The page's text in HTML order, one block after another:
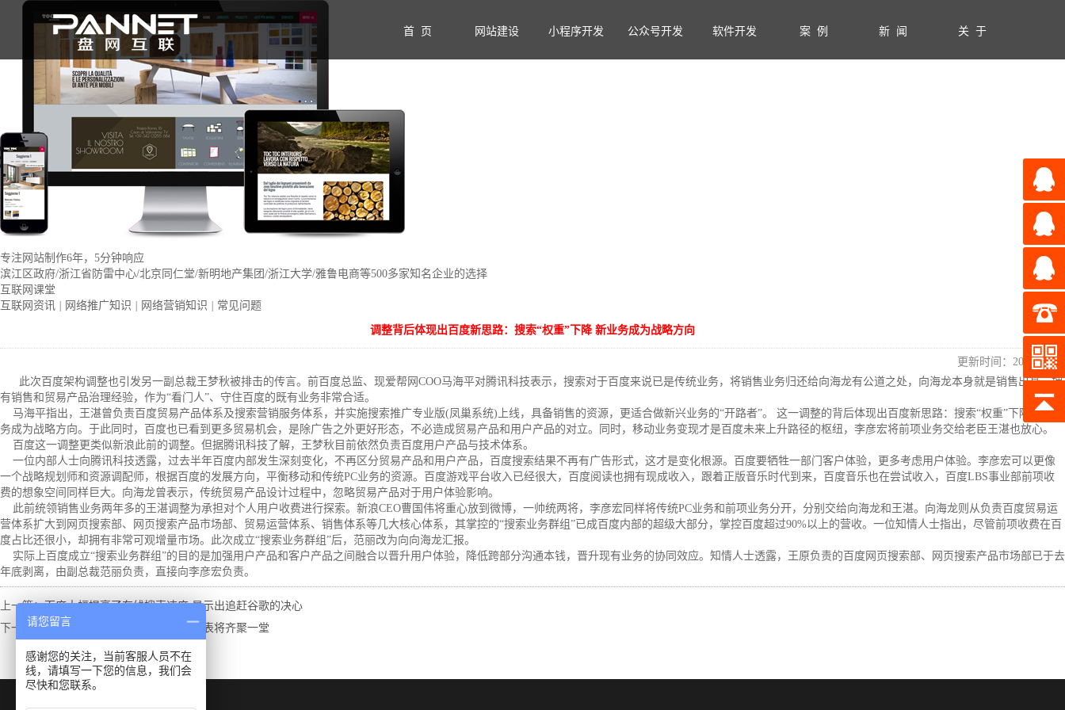
首 页 网站建设 小程序开发 公众号开发 软件开发 案 例 新 闻 关 于
专注网站制作6年，5分钟响应
滨江区政府/浙江省防雷中心/北京同仁堂/新明地产集团/浙江大学/雅鲁电商等500多家知名企业的选择
互联网课堂
互联网资讯
网络推广知识 网络营销知识 常见问题
调整背后体现出百度新思路：搜索“权重”下降 新业务成为战略方向
更新时间： 2013-06-23
此次百度架构调整也引发另一副总裁王梦秋被排击的传言。前百度总监、现爱帮网COO马海平对腾讯科技表示，搜索对于百度来说已是传统业务，将销售业务归还给向海龙有公道之处，向海龙本身就是销售出身，拥
有销售和贸易产品治理经验，作为“看门人”、守住百度的既有业务非常合适。
马海平指出，王湛曾负责百度贸易产品体系及搜索营销服务体系，并实施搜索推广专业版(凤巢系统)上线，具备销售的资源，更适合做新兴业务的“开路者”。 这一调整的背后体现出百度新思路：搜索“权重”下降，新业
务成为战略方向。于此同时，百度也已看到更多贸易机会，是除广告之外更好形态，不必造成贸易产品和用户产品的对立。同时，移动业务变现才是百度未来上升路径的枢纽，李彦宏将前项业务交给老臣王湛也放心。
百度这一调整更类似新浪此前的调整。但据腾讯科技了解，王梦秋目前依然负责百度用户产品与技术体系。
一位内部人士向腾讯科技透露，过去半年百度内部发生深刻变化，不再区分贸易产品和用户产品，百度搜索结果不再有广告形式，这才是变化根源。百度要牺牲一部门客户体验，更多考虑用户体验。李彦宏可以更像
一个战略规划师和资源调配师，根据百度的发展方向，平衡移动和传统PC业务的资源。百度游戏平台收入已经很大，百度阅读也拥有现成收入，跟着正版音乐时代到来，百度音乐也在尝试收入，百度LBS事业部前项收
费的想象空间同样巨大。向海龙曾表示，传统贸易产品设计过程中，忽略贸易产品对于用户体验影响。
此前统领销售业务两年多的王湛调整为承担对个人用户收费进行探索。新浪CEO曹国伟将重心放到微博，一帅统两将，李彦宏同样将传统PC业务和前项业务分开，分别交给向海龙和王湛。向海龙则从负责百度贸易运
营体系扩大到网页搜索部、网页搜索产品市场部、贸易运营体系、销售体系等几大核心体系，其掌控的“搜索业务群组”已成百度内部的超级大部分，掌控百度超过90%以上的营收。一位知情人士指出，尽管前项收费在百
度占比还很小，却拥有非常可观增量市场。此次成立“搜索业务群组”后，范丽改为向向海龙汇报。
实际上百度成立“搜索业务群组”的目的是加强用户产品和客户产品之间融合以晋升用户体验，降低跨部分沟通本钱，晋升现有业务的协同效应。知情人士透露，王原负责的百度网页搜索部、网页搜索产品市场部已于去
年底剥离，由副总裁范丽负责，直接向李彦宏负责。
上一篇：百度大幅提高了在线搜索速度 显示出追赶谷歌的决心
下一篇：2013中国互联网大会临近 电商代表将齐聚一堂
请您留言
感谢您的关注，当前客服人员不在
线，请填写一下您的信息，我们会
尽快和您联系。